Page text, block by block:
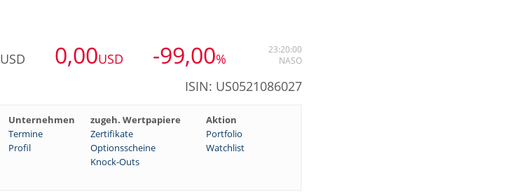
USD 0,00USD -99,00%
23:20:00
NASO
ISIN: US0521086027
Unternehmen zugeh. Wertpapiere
Aktion
Termine Zertifikate
Portfolio
Profil Optionsscheine
Watchlist
Knock-Outs